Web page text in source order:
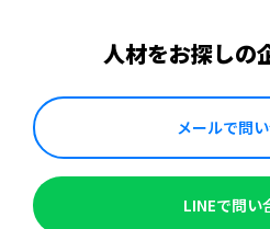
人材をお探しの
メールで問
LINEで問い